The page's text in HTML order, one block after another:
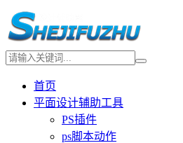
首页
平面设计辅助工具
PS插件
ps脚本动作